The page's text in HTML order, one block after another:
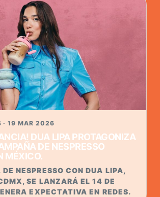
· 19 MAR 2026
DUA LIPA PROTAGONIZA
DE NESPRESSO
MÉXICO.
NESPRESSO CON DUA LIPA,
SE LANZARÁ EL 14 DE
EXPECTATIVA EN REDES.